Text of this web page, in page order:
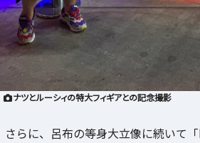
ナツとルーシィの特大フィギアとの記念撮影
さらに、呂布の等身大立像に続いて「